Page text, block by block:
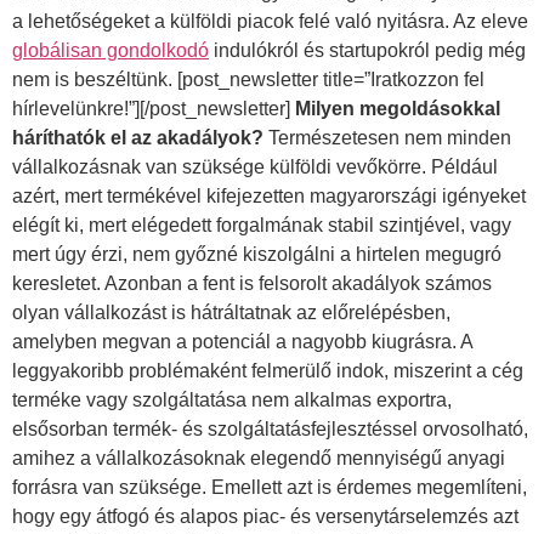
a lehetőségeket a külföldi piacok felé való nyitásra. Az eleve
globálisan gondolkodó indulókról és startupokról pedig még
nem is beszéltünk. [post_newsletter title=”Iratkozzon fel
hírlevelünkre!”][/post_newsletter] Milyen megoldásokkal
háríthatók el az akadályok? Természetesen nem minden
vállalkozásnak van szüksége külföldi vevőkörre. Például
azért, mert termékével kifejezetten magyarországi igényeket
elégít ki, mert elégedett forgalmának stabil szintjével, vagy
mert úgy érzi, nem győzné kiszolgálni a hirtelen megugró
keresletet. Azonban a fent is felsorolt akadályok számos
olyan vállalkozást is hátráltatnak az előrelépésben,
amelyben megvan a potenciál a nagyobb kiugrásra. A
leggyakoribb problémaként felmerülő indok, miszerint a cég
terméke vagy szolgáltatása nem alkalmas exportra,
elsősorban termék- és szolgáltatásfejlesztéssel orvosolható,
amihez a vállalkozásoknak elegendő mennyiségű anyagi
forrásra van szüksége. Emellett azt is érdemes megemlíteni,
hogy egy átfogó és alapos piac- és versenytárselemzés azt